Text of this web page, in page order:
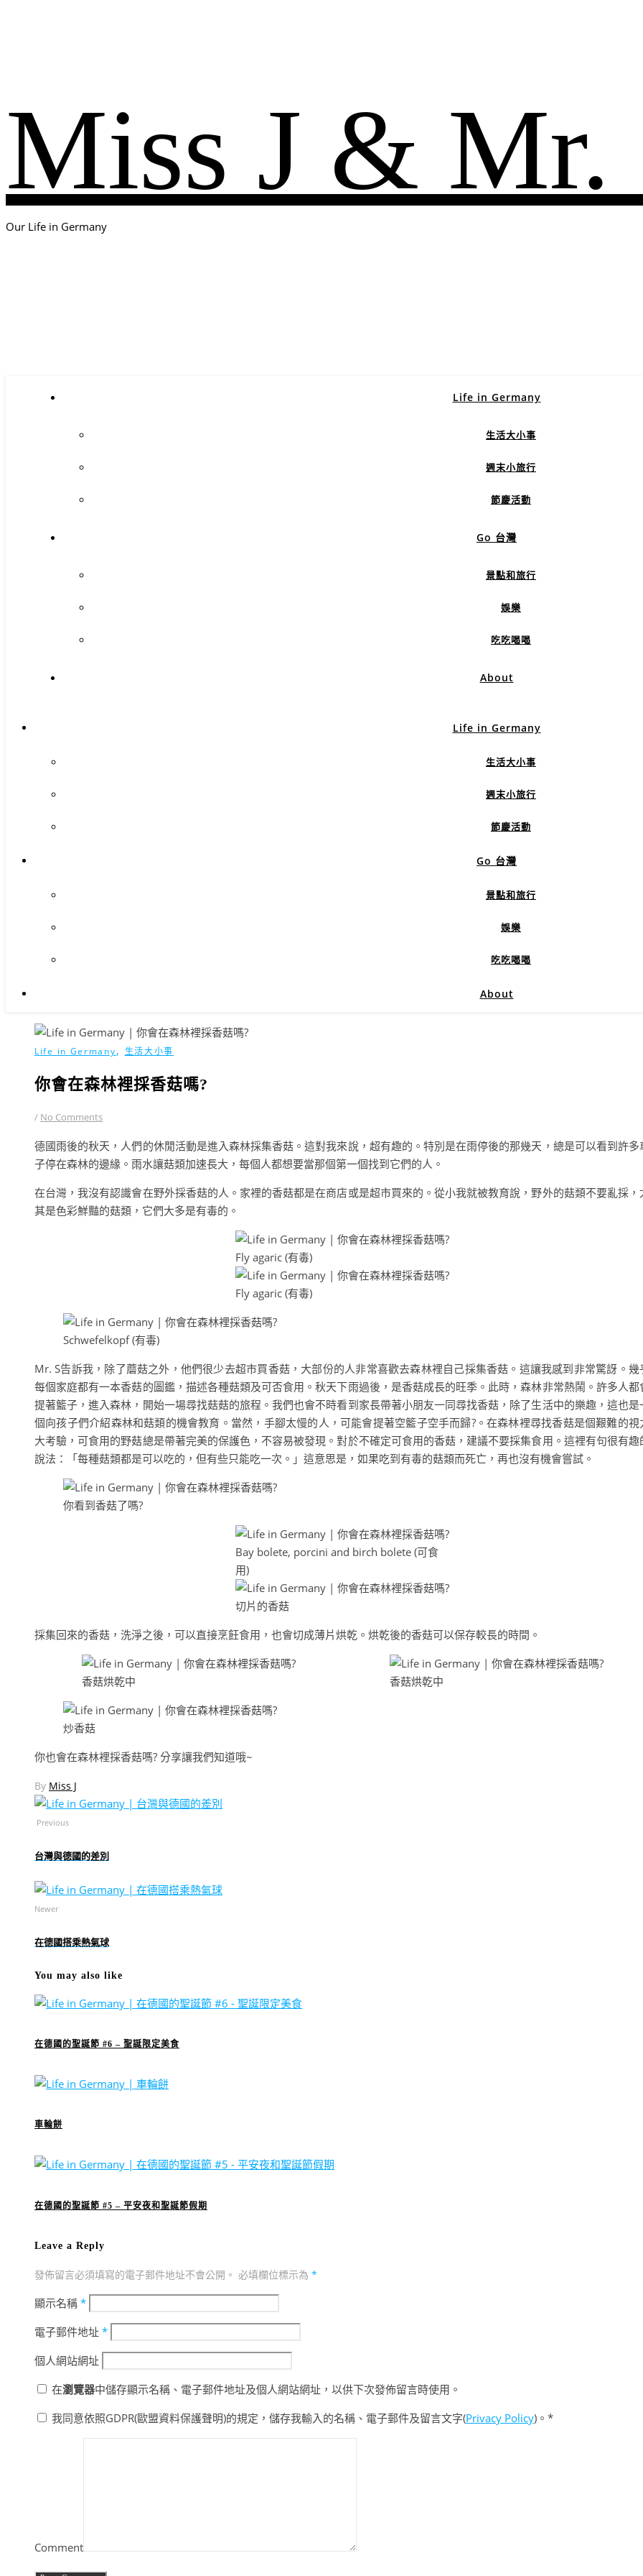
Miss J & Mr.
Our Life in Germany
Life in Germany
生活大小事
週末小旅行
節慶活動
Go 台灣
景點和旅行
娛樂
吃吃喝喝
About
Life in Germany
生活大小事
週末小旅行
節慶活動
Go 台灣
景點和旅行
娛樂
吃吃喝喝
About
Life in Germany, 生活大小事
你會在森林裡採香菇嗎?
/ No Comments
德國雨後的秋天，人們的休閒活動是進入森林採集香菇。這對我來說，超有趣的。特別是在雨停後的那幾天，總是可以看到許多
子停在森林的邊緣。雨水讓菇類加速長大，每個人都想要當那個第一個找到它們的人。
在台灣，我沒有認識會在野外採香菇的人。家裡的香菇都是在商店或是超市買來的。從小我就被教育說，野外的菇類不要亂採，
其是色彩鮮豔的菇類，它們大多是有毒的。
Fly agaric (有毒)
Fly agaric (有毒)
Schwefelkopf (有毒)
Mr. S告訴我，除了蘑菇之外，他們很少去超市買香菇，大部份的人非常喜歡去森林裡自己採集香菇。這讓我感到非常驚訝。幾
每個家庭都有一本香菇的圖鑑，描述各種菇類及可否食用。秋天下雨過後，是香菇成長的旺季。此時，森林非常熱鬧。許多人都
提著籃子，進入森林，開始一場尋找菇菇的旅程。我們也會不時看到家長帶著小朋友一同尋找香菇，除了生活中的樂趣，這也是
個向孩子們介紹森林和菇類的機會教育。當然，手腳太慢的人，可能會提著空籃子空手而歸?。在森林裡尋找香菇是個艱難的視
大考驗，可食用的野菇總是帶著完美的保護色，不容易被發現。對於不確定可食用的香菇，建議不要採集食用。這裡有句很有趣
說法：「每種菇類都是可以吃的，但有些只能吃一次。」這意思是，如果吃到有毒的菇類而死亡，再也沒有機會嘗試。
你看到香菇了嗎?
Bay bolete, porcini and birch bolete (可食
用)
切片的香菇
採集回來的香菇，洗淨之後，可以直接烹飪食用，也會切成薄片烘乾。烘乾後的香菇可以保存較長的時間。
香菇烘乾中 香菇烘乾中
炒香菇
你也會在森林裡採香菇嗎? 分享讓我們知道哦~
By Miss J
Previous
台灣與德國的差別
Newer
在德國搭乘熱氣球
You may also like
在德國的聖誕節 #6 – 聖誕限定美食
車輪餅
在德國的聖誕節 #5 – 平安夜和聖誕節假期
Leave a Reply
發佈留言必須填寫的電子郵件地址不會公開。 必填欄位標示為 *
顯示名稱 *
電子郵件地址 *
個人網站網址
在瀏覽器中儲存顯示名稱、電子郵件地址及個人網站網址，以供下次發佈留言時使用。
我同意依照GDPR(歐盟資料保護聲明)的規定，儲存我輸入的名稱、電子郵件及留言文字(Privacy Policy)。*
Comment